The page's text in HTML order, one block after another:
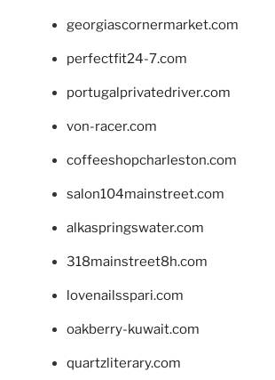
georgiascornermarket.com
perfectfit24-7.com
portugalprivatedriver.com
von-racer.com
coffeeshopcharleston.com
salon104mainstreet.com
alkaspringswater.com
318mainstreet8h.com
lovenailsspari.com
oakberry-kuwait.com
quartzliterary.com